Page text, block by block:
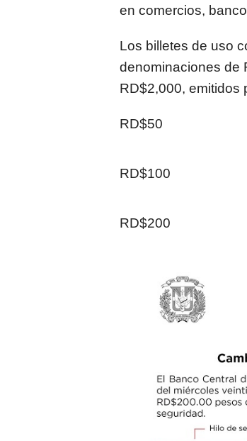
en comercios,
Los billetes de uso
denominaciones de
RD$2,000, emitidos
RD$50
RD$100
RD$200